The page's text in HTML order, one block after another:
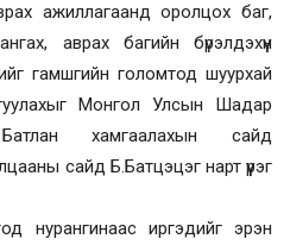
ажиллагаанд оролцох баг,
аврах багийн бүрэлдэхүүн
гамшгийн голомтод шуурхай
Монгол Улсын Шадар
хамгаалахын сайд
сайд Б.Батцэцэг нарт үүрэг
нурангинаас иргэдийг эрэн